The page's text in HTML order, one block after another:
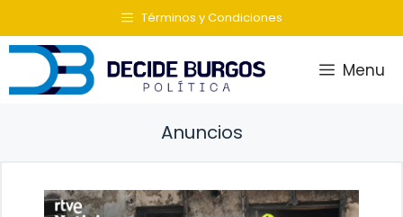
al
contenido
Términos y Condiciones
Menu
Anuncios